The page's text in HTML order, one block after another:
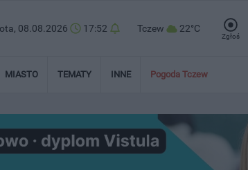
08.08.2026 17:52 Tczew 22°C
Zgłoś
MIASTO TEMATY INNE Pogoda Tczew